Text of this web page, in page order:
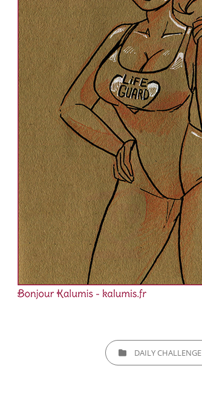
CATEGORIESDAILY CHALLENGE